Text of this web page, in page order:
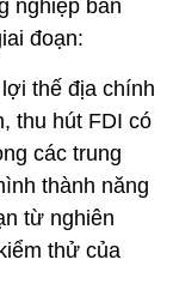
nghiệp bán
đoạn:
thế địa chính
thu hút FDI có
các trung
thành năng
từ nghiên
thử của